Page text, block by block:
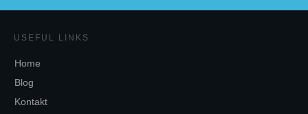
USEFUL LINKS
Home
Blog
Kontakt